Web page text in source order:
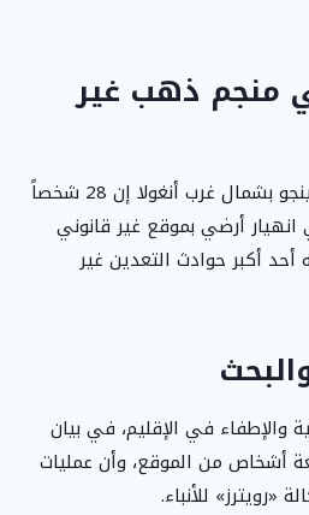
منجم ذهب غير
قالت السلطات في إقليم بينجو بشمال غرب أنغولا إن 28 شخصاً
أرضي بموقع غير قانوني
أكبر حوادث التعدين غير
والإطفاء في الإقليم، في بيان
أشخاص من الموقع، وأن عمليات
«رويترز» للأنباء.